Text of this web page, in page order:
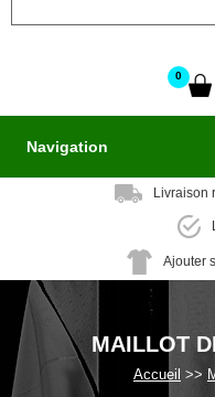
0
Navigation
Livraison
Ajouter
MAILLOT
Accueil